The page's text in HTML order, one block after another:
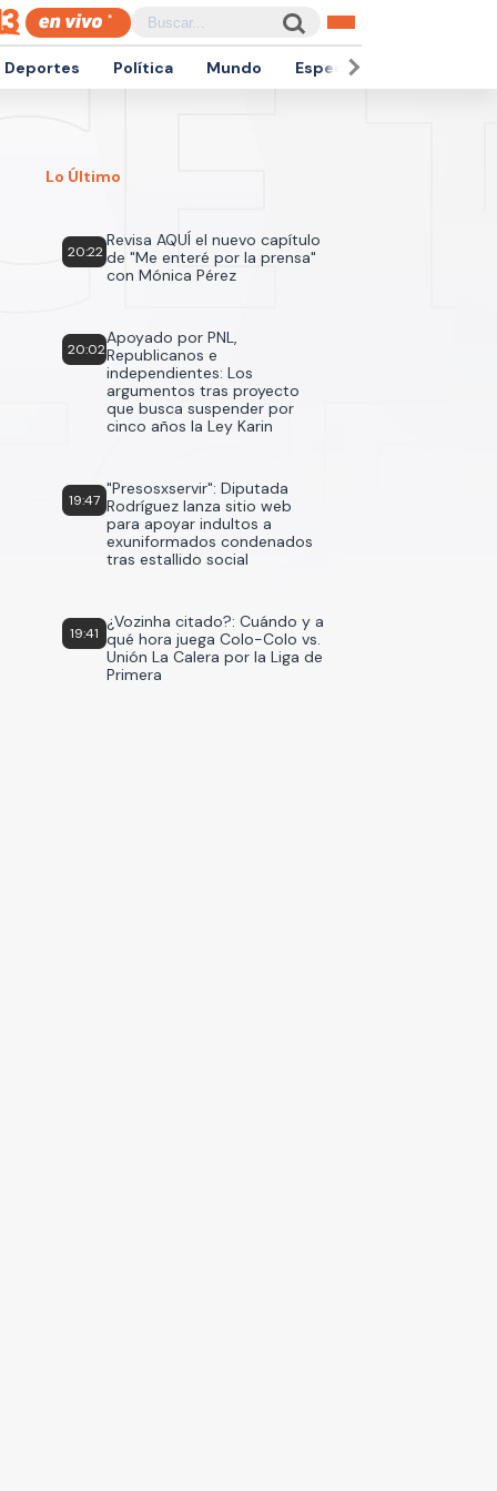
Deportes Política Mundo Espectáculos
Lo Último
20:22
Revisa AQUÍ el nuevo capítulo
de "Me enteré por la prensa"
con Mónica Pérez
20:02
Apoyado por PNL,
Republicanos e
independientes: Los
argumentos tras proyecto
que busca suspender por
cinco años la Ley Karin
19:47
"Presosxservir": Diputada
Rodríguez lanza sitio web
para apoyar indultos a
exuniformados condenados
tras estallido social
19:41
¿Vozinha citado?: Cuándo y a
qué hora juega Colo-Colo vs.
Unión La Calera por la Liga de
Primera